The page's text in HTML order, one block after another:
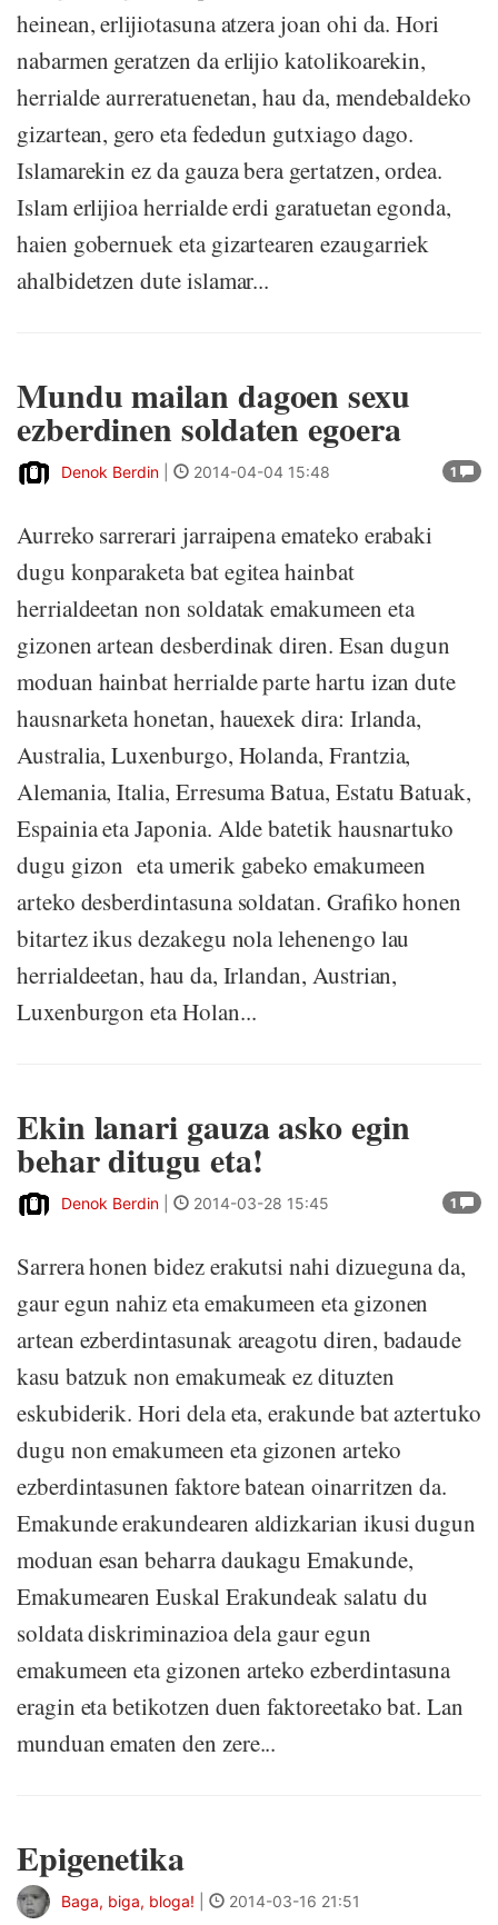
heinean, erlijiotasuna atzera joan ohi da. Hori
nabarmen geratzen da erlijio katolikoarekin,
herrialde aurreratuenetan, hau da, mendebaldeko
gizartean, gero eta fededun gutxiago dago.
Islamarekin ez da gauza bera gertatzen, ordea.
Islam erlijioa herrialde erdi garatuetan egonda,
haien gobernuek eta gizartearen ezaugarriek
ahalbidetzen dute islamar...
Mundu mailan dagoen sexu
ezberdinen soldaten egoera
1
Denok Berdin 2014-04-04 15:48
Aurreko sarrerari jarraipena emateko erabaki
dugu konparaketa bat egitea hainbat
herrialdeetan non soldatak emakumeen eta
gizonen artean desberdinak diren. Esan dugun
moduan hainbat herrialde parte hartu izan dute
hausnarketa honetan, hauexek dira: Irlanda,
Australia, Luxenburgo, Holanda, Frantzia,
Alemania, Italia, Erresuma Batua, Estatu Batuak,
Espainia eta Japonia. Alde batetik hausnartuko
dugu gizon eta umerik gabeko emakumeen
arteko desberdintasuna soldatan. Grafiko honen
bitartez ikus dezakegu nola lehenengo lau
herrialdeetan, hau da, Irlandan, Austrian,
Luxenburgon eta Holan...
Ekin lanari gauza asko egin
behar ditugu eta!
1
Denok Berdin 2014-03-28 15:45
Sarrera honen bidez erakutsi nahi dizueguna da,
gaur egun nahiz eta emakumeen eta gizonen
artean ezberdintasunak areagotu diren, badaude
kasu batzuk non emakumeak ez dituzten
eskubiderik. Hori dela eta, erakunde bat aztertuko
dugu non emakumeen eta gizonen arteko
ezberdintasunen faktore batean oinarritzen da.
Emakunde erakundearen aldizkarian ikusi dugun
moduan esan beharra daukagu Emakunde,
Emakumearen Euskal Erakundeak salatu du
soldata diskriminazioa dela gaur egun
emakumeen eta gizonen arteko ezberdintasuna
eragin eta betikotzen duen faktoreetako bat. Lan
munduan ematen den zere...
Epigenetika
Baga, biga, bloga! 2014-03-16 21:51